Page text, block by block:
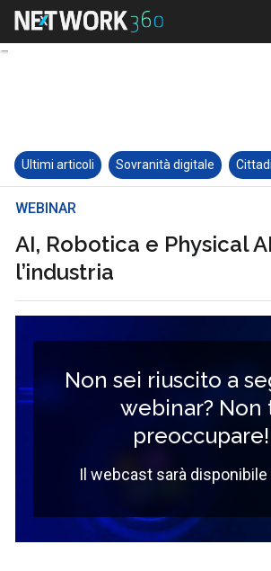
Ultimi articoli Sovranità digitale
WEBINAR
AI, Robotica e Physical
l’industria
Non sei riuscito a
webinar? Non
preoccupare!
Il webcast sarà disponibile